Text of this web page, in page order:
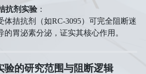
抗剂实验​：
体拮抗剂（如RC-3095）可完全阻断迷
的胃泌素分泌，证实其核心作用。
验的研究范围与阻断逻辑